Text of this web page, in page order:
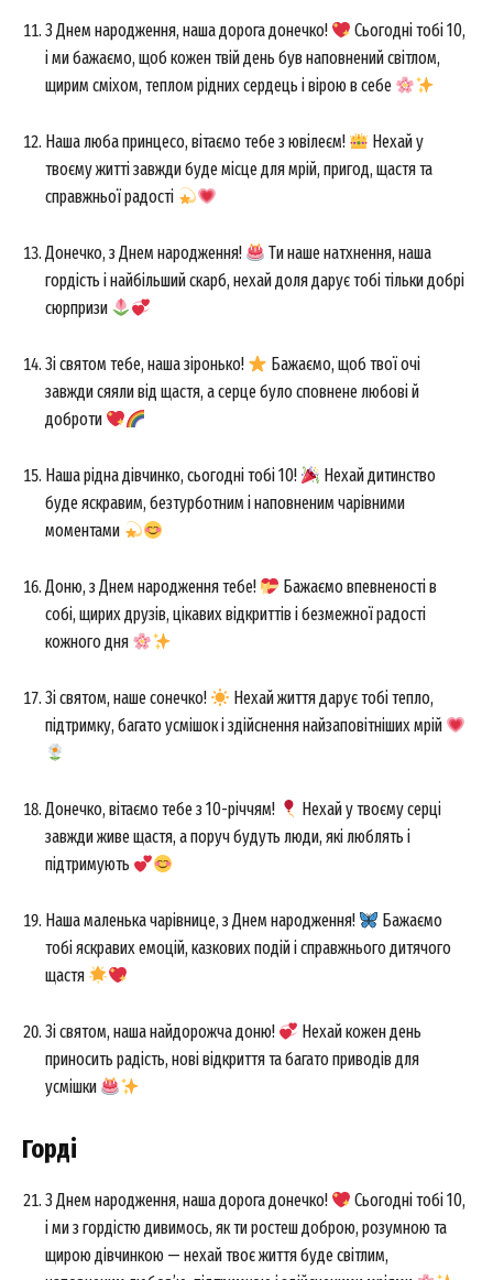
З Днем народження, наша дорога донечко!
Сьогодні тобі 10,
і ми бажаємо, щоб кожен твій день був наповнений світлом,
щирим сміхом, теплом рідних сердець і вірою в себе
Наша люба принцесо, вітаємо тебе з ювілеєм!
Нехай у
твоєму житті завжди буде місце для мрій, пригод, щастя та
справжньої радості
Донечко, з Днем народження!
Ти наше натхнення, наша
гордість і найбільший скарб, нехай доля дарує тобі тільки добрі
сюрпризи
Зі святом тебе, наша зіронько!
Бажаємо, щоб твої очі
завжди сяяли від щастя, а серце було сповнене любові й
доброти
Наша рідна дівчинко, сьогодні тобі 10!
Нехай дитинство
буде яскравим, безтурботним і наповненим чарівними
моментами
Доню, з Днем народження тебе!
Бажаємо впевненості в
собі, щирих друзів, цікавих відкриттів і безмежної радості
кожного дня
Зі святом, наше сонечко!
Нехай життя дарує тобі тепло,
підтримку, багато усмішок і здійснення найзаповітніших мрій
Донечко, вітаємо тебе з 10-річчям!
Нехай у твоєму серці
завжди живе щастя, а поруч будуть люди, які люблять і
підтримують
Наша маленька чарівнице, з Днем народження!
Бажаємо
тобі яскравих емоцій, казкових подій і справжнього дитячого
щастя
Зі святом, наша найдорожча доню!
Нехай кожен день
приносить радість, нові відкриття та багато приводів для
усмішки
Горді
З Днем народження, наша дорога донечко!
Сьогодні тобі 10,
і ми з гордістю дивимось, як ти ростеш доброю, розумною та
щирою дівчинкою — нехай твоє життя буде світлим,